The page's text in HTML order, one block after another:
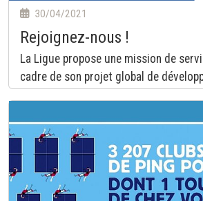
30/04/2021
Rejoignez-nous !
La Ligue propose une mission de
cadre de son projet global de